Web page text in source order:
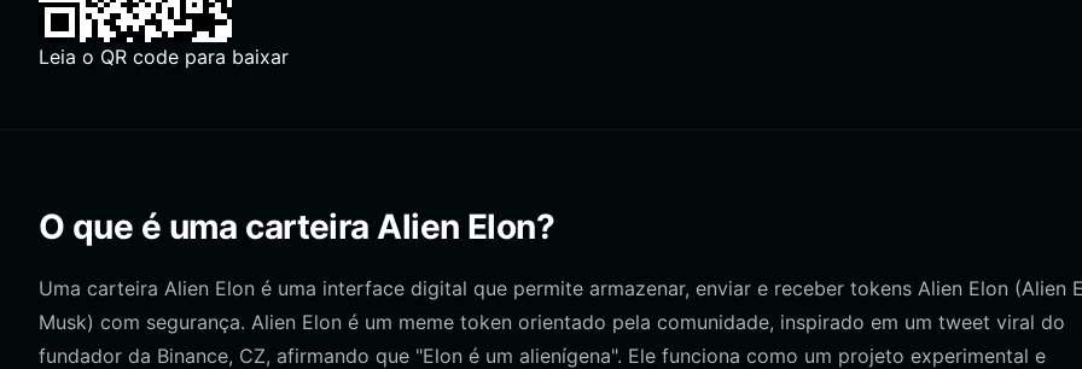
Leia o QR code para baixar
O que é uma carteira Alien Elon?
Uma carteira Alien Elon é uma interface digital que permite armazenar, enviar e receber tokens Alien Elon (Alien
Musk) com segurança. Alien Elon é um meme token orientado pela comunidade, inspirado em um tweet viral do
fundador da Binance, CZ, afirmando que "Elon é um alienígena". Ele funciona como um projeto experimental e